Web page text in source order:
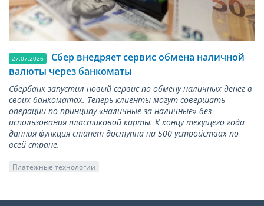
27.07.2026
Сбер внедряет сервис обмена наличной
валюты через банкоматы
Сбербанк запустил новый сервис по обмену наличных денег в
своих банкоматах. Теперь клиенты могут совершать
операции по принципу «наличные за наличные» без
использования пластиковой карты. К концу текущего года
данная функция станет доступна на 500 устройствах по
всей стране.
Платежные технологии